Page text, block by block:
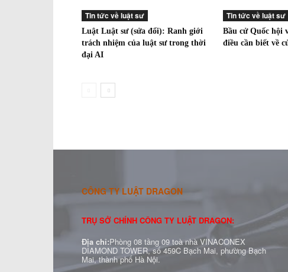
Tin tức về luật sư
Luật Luật sư (sửa đổi): Ranh giới
trách nhiệm của luật sư trong thời
đại AI
Tin tức về luật sư
Bầu cử Quốc hội
điều cần biết về
CÔNG TY LUẬT DRAGON
TRỤ SỞ CHÍNH CÔNG TY LUẬT DRAGON:
Địa chỉ:Phòng 08 tầng 09 toà nhà VINACONEX
DIAMOND TOWER, số 459C Bạch Mai, phường Bạch
Mai, thành phố Hà Nội.